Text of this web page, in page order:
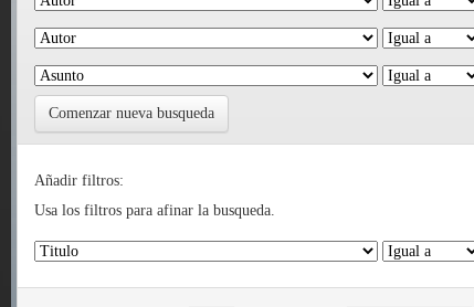
Comenzar nueva busqueda
Añadir filtros:
Usa los filtros para afinar la busqueda.